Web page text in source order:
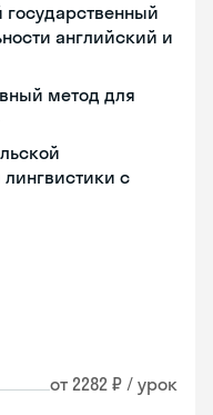
английский и
метод для
лингвистики с
от 2282 ₽ / урок